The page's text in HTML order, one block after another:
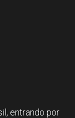
entrando por